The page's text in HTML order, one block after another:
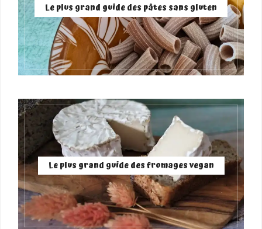
Le plus grand guide des pâtes sans gluten
Le plus grand guide des fromages vegan